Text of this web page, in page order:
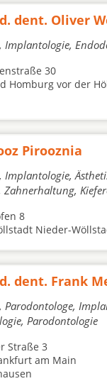
dent. Oliver
Implantologie,
30
Homburg vor der
Pirooznia
Implantologie,
Zahnerhaltung,
8
Nieder-
dent. Frank
Parodontologe,
Parodontologie
Straße 3
am Main